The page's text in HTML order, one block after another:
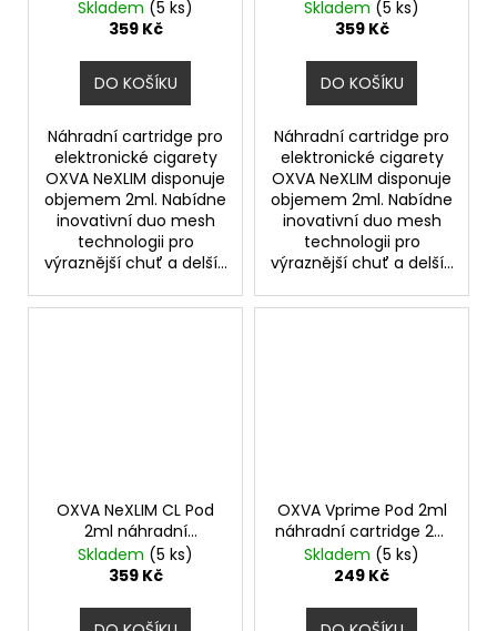
cartridge 3ks odpor
0,6ohm
Skladem (5 ks)
359 Kč
DO KOŠÍKU
Náhradní cartridge pro
elektronické cigarety
OXVA NeXLIM disponuje
objemem 2ml. Nabídne
inovativní duo mesh
technologii pro
výraznější chuť a delší...
cartridge 3ks odpor
0,8ohm
Skladem (5 ks)
359 Kč
DO KOŠÍKU
Náhradní cartridge pro
elektronické cigarety
OXVA NeXLIM disponuje
objemem 2ml. Nabídne
inovativní duo mesh
technologii pro
výraznější chuť a delší...
OXVA NeXLIM CL Pod
2ml náhradní
cartridge 3ks odpor
1,2ohm
Skladem (5 ks)
359 Kč
OXVA Vprime Pod 2ml
náhradní cartridge 2ks
odpor 0,2ohm
Skladem (5 ks)
249 Kč